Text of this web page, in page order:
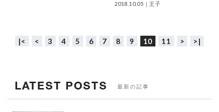
2018.10.05 ｜王子
|< < 3 4 5 6 7 8 9 10 11 > >|
LATEST POSTS 最新の記事